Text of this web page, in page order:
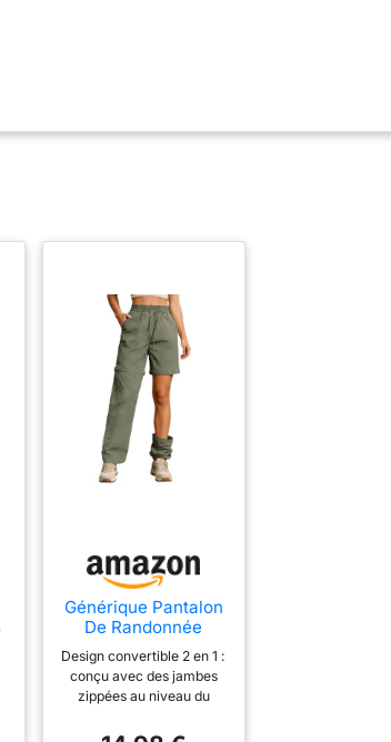
ULTRA SILENCIEUX- Avec 1-6KMH
le jogging et l'exercice de course à la maison,
silencieux sans problème de bruit ✅ 🏃
S'ADAPTE À TOUTES LES PIECES - Tapis de
capacité d'utilisateur de 100KG, tapis de course
le bureau, le salon, le petit département, la
avec les roues intégrées ✅ 🏃 BANDE DE
sur le grand écran ; Livré avec une
régler la vitesse et convertir les données
POUR LE BUREAU À DOMICILE- Économique et
permet de marcher/courir n'importe où, de le
faire fonctionner devant la télévision.
Générique Pantalon
De Randonnée
Convertible Femme,
Jambes Amovibles,
Léger, Séchage
Rapide, Pantalon
Design convertible 2 en 1 :
conçu avec des jambes
zippées au niveau du
randonnée pour femme se